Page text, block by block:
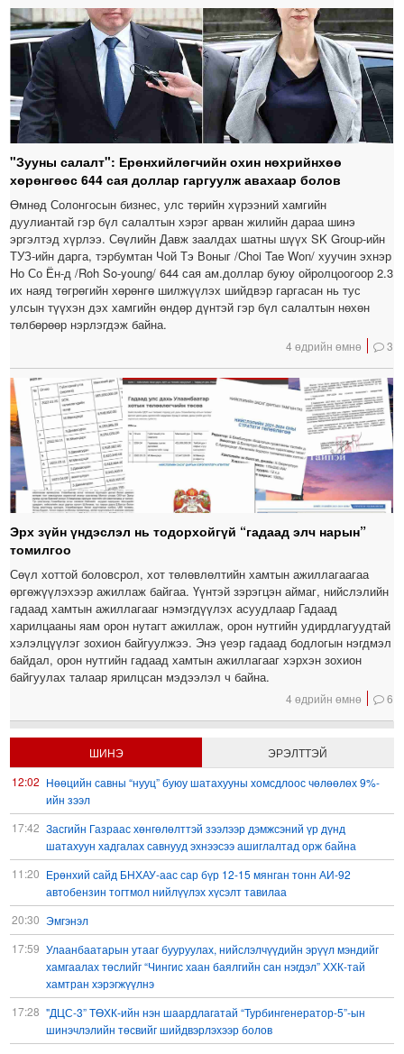
"Зууны салалт": Ерөнхийлөгчийн охин нөхрийнхөө
хөрөнгөөс 644 сая доллар гаргуулж авахаар болов
Өмнөд Солонгосын бизнес, улс төрийн хүрээний хамгийн
дуулиантай гэр бүл салалтын хэрэг арван жилийн дараа шинэ
эргэлтэд хүрлээ. Сөүлийн Давж заалдах шатны шүүх SK Group-ийн
ТУЗ-ийн дарга, тэрбумтан Чой Тэ Воныг /Choi Tae Won/ хуучин эхнэр
Но Со Ён-д /Roh So-young/ 644 сая ам.доллар буюу ойролцоогоор 2.3
их наяд төгрөгийн хөрөнгө шилжүүлэх шийдвэр гаргасан нь тус
улсын түүхэн дэх хамгийн өндөр дүнтэй гэр бүл салалтын нөхөн
төлбөрөөр нэрлэгдэж байна.
4 өдрийн өмнө 3
Эрх зүйн үндэслэл нь тодорхойгүй “гадаад элч нарын”
томилгоо
Сөүл хоттой боловсрол, хот төлөвлөлтийн хамтын ажиллагаагаа
өргөжүүлэхээр ажиллаж байгаа. Үүнтэй зэрэгцэн аймаг, нийслэлийн
гадаад хамтын ажиллагааг нэмэгдүүлэх асуудлаар Гадаад
харилцааны яам орон нутагт ажиллаж, орон нутгийн удирдлагуудтай
хэлэлцүүлэг зохион байгуулжээ. Энэ үеэр гадаад бодлогын нэгдмэл
байдал, орон нутгийн гадаад хамтын ажиллагааг хэрхэн зохион
байгуулах талаар ярилцсан мэдээлэл ч байна.
4 өдрийн өмнө 6
ШИНЭ
ЭРЭЛТТЭЙ
12:02 Нөөцийн савны “нууц” буюу шатахууны хомсдлоос чөлөөлөх 9%-
ийн зээл
17:42 Засгийн Газраас хөнгөлөлттэй зээлээр дэмжсэний үр дүнд
шатахуун хадгалах савнууд эхнээсээ ашиглалтад орж байна
11:20 Ерөнхий сайд БНХАУ-аас сар бүр 12-15 мянган тонн АИ-92
автобензин тогтмол нийлүүлэх хүсэлт тавилаа
20:30 Эмгэнэл
17:59 Улаанбаатарын утааг бууруулах, нийслэлчүүдийн эрүүл мэндийг
хамгаалах төслийг “Чингис хаан баялгийн сан нэгдэл” ХХК-тай
хамтран хэрэгжүүлнэ
17:28 "ДЦС-3” ТӨХК-ийн нэн шаардлагатай “Турбингенератор-5”-ын
шинэчлэлийн төсвийг шийдвэрлэхээр болов